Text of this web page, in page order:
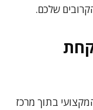
שלכם.
בתוך מרכז